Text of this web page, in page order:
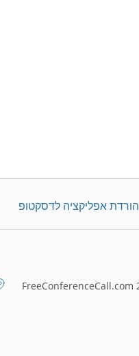
הורדת אפליקציה לדסקטופ